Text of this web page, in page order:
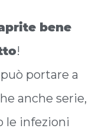
bene
!
portare a
anche serie,
le infezioni